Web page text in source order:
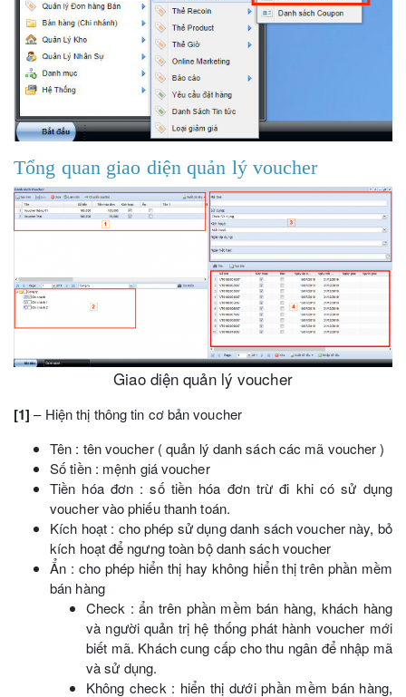
Tổng quan giao diện quản lý voucher
Giao diện quản lý voucher
[1] – Hiện thị thông tin cơ bản voucher
Tên : tên voucher ( quản lý danh sách các mã voucher )
Số tiền : mệnh giá voucher
Tiền hóa đơn : số tiền hóa đơn trừ đi khi có sử dụng
voucher vào phiếu thanh toán.
Kích hoạt : cho phép sử dụng danh sách voucher này, bỏ
kích hoạt để ngưng toàn bộ danh sách voucher
Ẩn : cho phép hiển thị hay không hiển thị trên phần mềm
bán hàng
Check : ẩn trên phần mềm bán hàng, khách hàng
và người quản trị hệ thống phát hành voucher mới
biết mã. Khách cung cấp cho thu ngân để nhập mã
và sử dụng.
Không check : hiển thị dưới phần mềm bán hàng,